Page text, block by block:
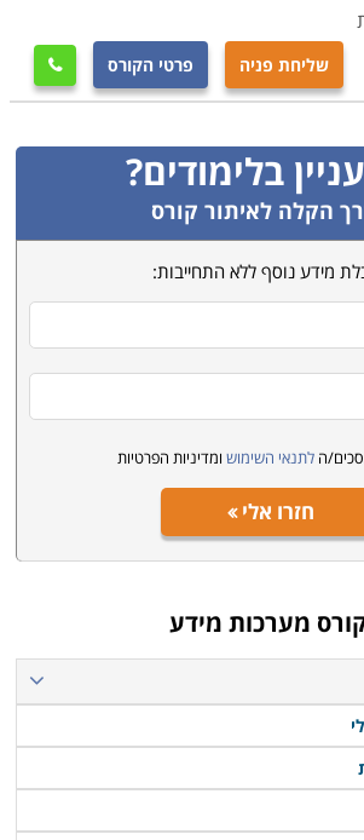
רחבי הארץ מצפון ועד הדרום. בתל
גן, בירושלים ובערים נוספות בארץ.
שליחת פניה פרטי הקורס 
בלימודים?
הקלה לאיתור קורס
מידע נוסף ללא התחייבות:
ה לתנאי השימוש ומדיניות הפרטיות
חזרו אלי
מערכות מידע